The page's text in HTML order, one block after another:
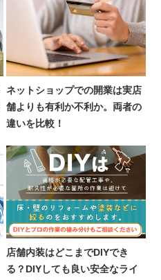
ネットショップでの開業は実店
舗よりも有利か不利か。両者の
違いを比較！
店舗内装はどこまでDIYでき
る？DIYしても良い安全なライ